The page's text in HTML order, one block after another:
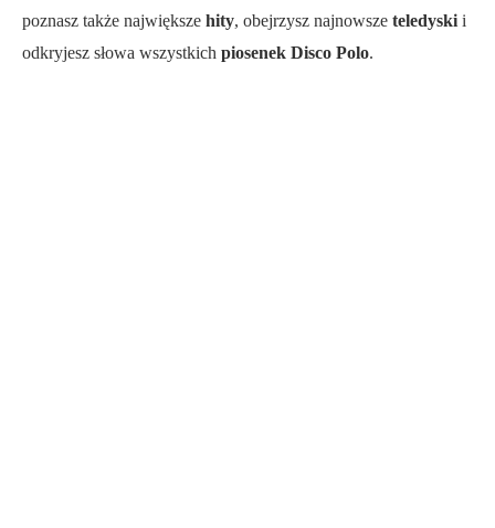
poznasz także największe hity, obejrzysz najnowsze teledyski i
odkryjesz słowa wszystkich piosenek Disco Polo.